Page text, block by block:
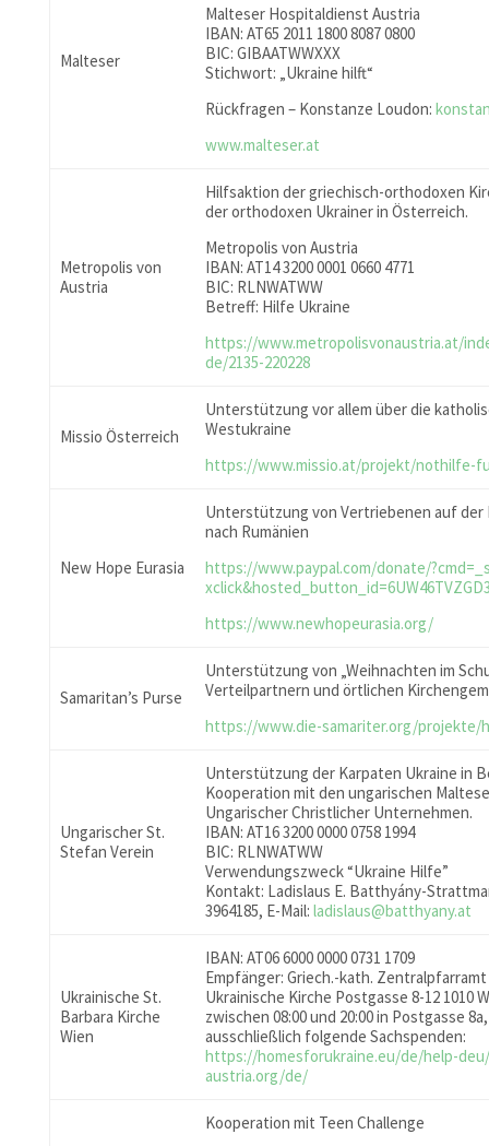
Malteser
Malteser Hospitaldienst Austria
IBAN: AT65 2011 1800 8087 0800
BIC: GIBAATWWXXX
Stichwort: „Ukraine hilft“
Rückfragen – Konstanze Loudon:
www.malteser.at
Metropolis von
Austria
Hilfsaktion der griechisch-orthodoxen
der orthodoxen Ukrainer in Österreich.
Metropolis von Austria
IBAN: AT14 3200 0001 0660 4771
BIC: RLNWATWW
Betreff: Hilfe Ukraine
https://www.metropolisvonaustria.at/
de/2135-220228
Missio Österreich
Unterstützung vor allem über die
Westukraine
https://www.missio.at/projekt/nothilfe-
New Hope Eurasia
Unterstützung von Vertriebenen auf der
nach Rumänien
https://www.paypal.com/donate/
https://www.newhopeurasia.org/
Samaritan’s Purse
Unterstützung von „Weihnachten im
Verteilpartnern und örtlichen
https://www.die-samariter.org/projekte/
Ungarischer St.
Stefan Verein
Unterstützung der Karpaten Ukraine in
Kooperation mit den ungarischen
Ungarischer Christlicher Unternehmen.
IBAN: AT16 3200 0000 0758 1994
BIC: RLNWATWW
Verwendungszweck “Ukraine Hilfe”
Kontakt: Ladislaus E. Batthyány-
3964185, E-Mail: ladislaus@batthyany.at
Ukrainische St.
Barbara Kirche
Wien
IBAN: AT06 6000 0000 0731 1709
Empfänger: Griech.-kath. Zentralpfarramt
Ukrainische Kirche Postgasse 8-12 1010
zwischen 08:00 und 20:00 in Postgasse
ausschließlich folgende Sachspenden:
https://homesforukraine.eu/de/help-deu/
austria.org/de/
Kooperation mit Teen Challenge